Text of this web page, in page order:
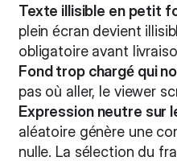
Texte illisible en petit
plein écran devient
obligatoire avant
Fond trop chargé qui
pas où aller, le viewer
Expression neutre sur
aléatoire génère une
nulle. La sélection du